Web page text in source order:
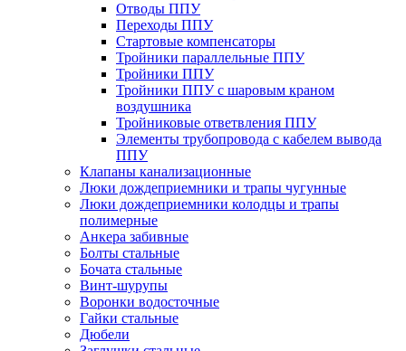
Отводы ППУ
Переходы ППУ
Стартовые компенсаторы
Тройники параллельные ППУ
Тройники ППУ
Тройники ППУ с шаровым краном
воздушника
Тройниковые ответвления ППУ
Элементы трубопровода с кабелем вывода
ППУ
Клапаны канализационные
Люки дождеприемники и трапы чугунные
Люки дождеприемники колодцы и трапы
полимерные
Анкера забивные
Болты стальные
Бочата стальные
Винт-шурупы
Воронки водосточные
Гайки стальные
Дюбели